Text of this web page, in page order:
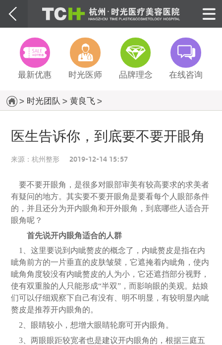
最新优惠 时光医师 品牌理念 在线咨询
> 时光团队 > 黄良飞>
医生告诉你，到底要不要开眼角
来源：杭州整形 2019-12-14 15:57
要不要开眼角 ， 是很多对眼部审美有较高要求的求美者
有疑问的地方。其实要不要开眼角是要看每个人眼部条件
的，并且还分为开内眼角和开外眼角，到底哪些人适合开
眼角呢？
首先说开内眼角适合的人群
1、这里要说到内眦赘皮的概念了，内眦赘皮是指在内
眦角前方的一片垂直的皮肤皱襞，它遮掩着内眦角，使内
眦角角度较没有内眦赘皮的人为小，它还遮挡部分视野，
使有双重脸的人只能形成“半双”，而影响眼的美观。姑娘
们可以仔细观察下自己有没有、明不明显，有较明显內眦
赘皮是推荐开内眼角的。
2、眼睛较小，想增大眼睛轮廓可开内眼角。
3、两眼眼距较宽者也是建议开内眼角的，根据三庭五